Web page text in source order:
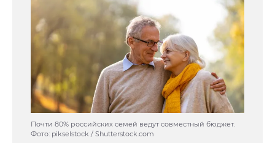
Почти 80% российских семей ведут совместный бюджет.
Фото: pikselstock / Shutterstock.com